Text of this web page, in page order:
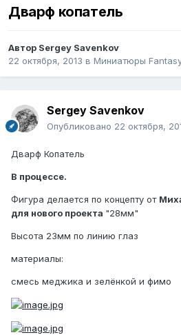
Дварф копатель
Автор Sergey Savenkov
22 октября, 2013 в Миниатюры
Sergey Savenkov
Опубликовано 22 октября,
Дварф Копатель
В процессе.
Фигура делается по концепту от
для нового проекта "28мм"
Высота 23мм по линию глаз
материалы:
смесь меджика и зелёнкой и фимо